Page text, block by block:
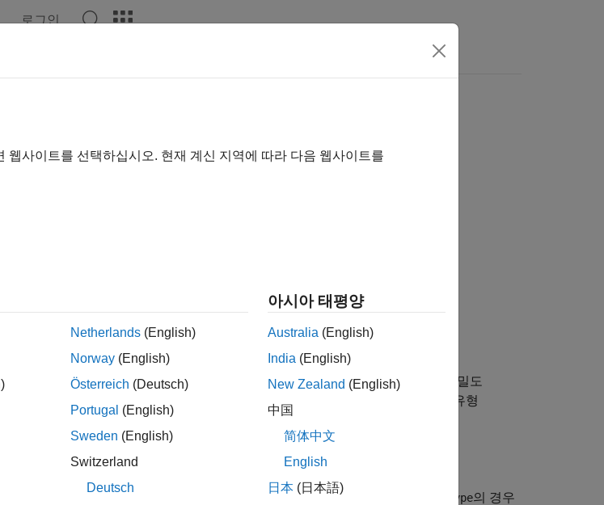
로그인
여 번역되었습니다. 영어 원문을 보려면 여기를 클릭하십시오.
개수의 값을udpport 소켓u에서 읽고, 수치 데이터를 해석하기 위해 디폴트 정밀도
는 double형의 행 벡터입니다. 데이터그램 유형
구조체 또는 구조체 배열입니다.
소켓 u 에서 읽습니다. 숫자형 datatype의 경우
사이트를 선택하십시오. 현재 계신 지역에 따라 다음 웹사이트를
Netherlands (English)
Norway (English)
Österreich (Deutsch)
Portugal (English)
Sweden (English)
Switzerland
Deutsch
아시아 태평양
Australia (English)
India (English)
New Zealand (English)
中国
简体中文
English
日本 (日本語)